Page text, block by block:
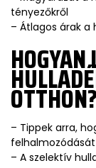
tényezőkről
– Átlagos árak a
– Tippek arra,
– A szelektív